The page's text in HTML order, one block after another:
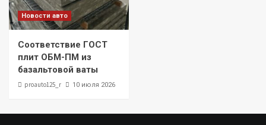
Новости авто
Соответствие ГОСТ
плит ОБМ-ПМ из
базальтовой ваты
proauto125_r 10 июля 2026